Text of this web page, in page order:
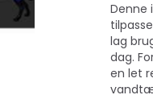
Denne
lag
dag.
en let